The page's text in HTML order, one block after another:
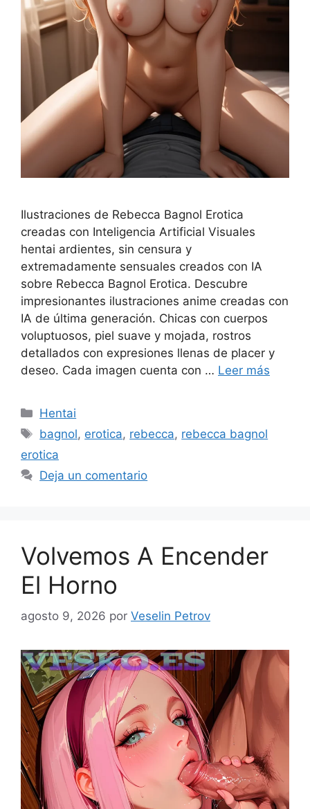
Ilustraciones de Rebecca Bagnol Erotica
creadas con Inteligencia Artificial Visuales
hentai ardientes, sin censura y
extremadamente sensuales creados con IA
sobre Rebecca Bagnol Erotica. Descubre
impresionantes ilustraciones anime creadas con
IA de última generación. Chicas con cuerpos
voluptuosos, piel suave y mojada, rostros
detallados con expresiones llenas de placer y
deseo. Cada imagen cuenta con … Leer más
Categorías
Hentai
Etiquetas
bagnol, erotica, rebecca, rebecca bagnol
erotica
Deja un comentario
Volvemos A Encender
El Horno
agosto 9, 2026 por Veselin Petrov